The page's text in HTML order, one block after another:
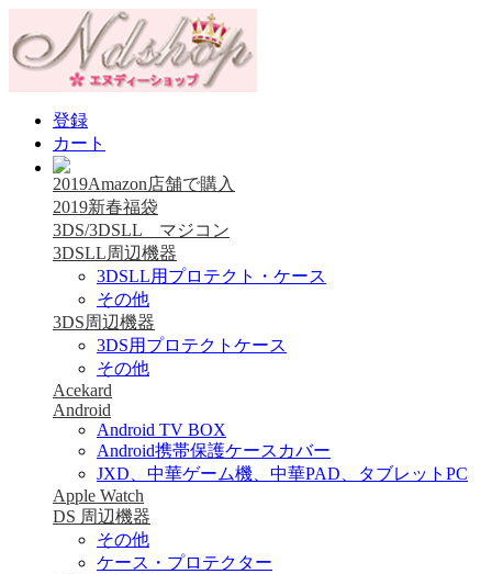
登録
カート
2019Amazon店舗で購入
2019新春福袋
3DS/3DSLL マジコン
3DSLL周辺機器
3DSLL用プロテクト・ケース
その他
3DS周辺機器
3DS用プロテクトケース
その他
Acekard
Android
Android TV BOX
Android携帯保護ケースカバー
JXD、中華ゲーム機、中華PAD、タブレットPC
Apple Watch
DS 周辺機器
その他
ケース・プロテクター